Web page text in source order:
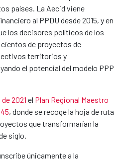
países. La Aecid viene
al PPDU desde 2015, y en
los decisores políticos de los
de proyectos de
territorios y
el potencial del modelo PPP
2021 el Plan Regional Maestro
, donde se recoge la hoja de ruta
que transformarían la
siglo.
únicamente a la